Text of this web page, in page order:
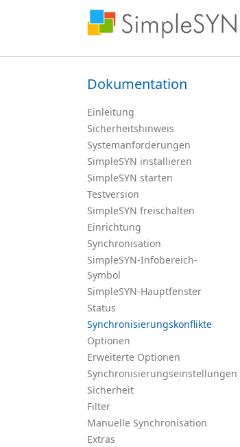
Dokumentation
Einleitung
Sicherheitshinweis
Systemanforderungen
SimpleSYN installieren
SimpleSYN starten
Testversion
SimpleSYN freischalten
Einrichtung
Synchronisation
SimpleSYN-Infobereich-
Symbol
SimpleSYN-Hauptfenster
Status
Synchronisierungskonflikte
Optionen
Erweiterte Optionen
Synchronisierungseinstellungen
Sicherheit
Filter
Manuelle Synchronisation
Extras